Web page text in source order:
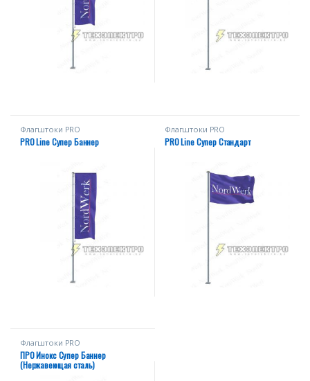
Флагштоки PRО
PRO Line Супер Баннер
Флагштоки PRО
PRO Line Супер Стандарт
Флагштоки PRО
ПРО Инокс Супер Баннер
(Нержавеющая сталь)